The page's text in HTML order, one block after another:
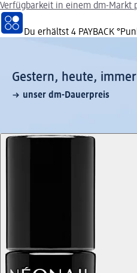
Verfügbarkeit in einem dm-Markt
Du erhältst 4 PAYBACK
Gestern, heute,
unser dm-Dauerpreis